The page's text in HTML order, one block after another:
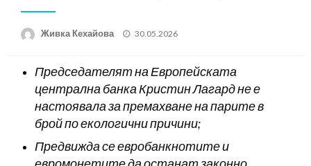
Живка Кехайова
Posted
30.05.2026
Председателят на Европейската
централна банка Кристин Лагард не е
настоявала за премахване на парите в
брой по екологични причини;
Предвижда се евробанкнотите и